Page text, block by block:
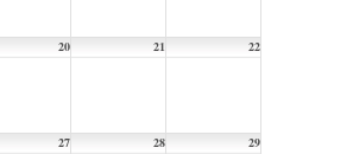
20 21 22
27 28 29